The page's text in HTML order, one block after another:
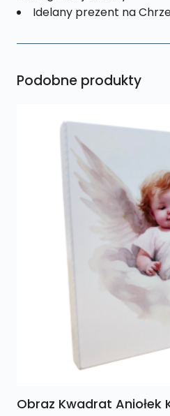
Idelany prezent na
Podobne produkty
Obraz Kwadrat Aniołek